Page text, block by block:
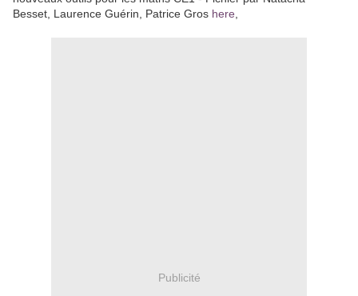
Besset, Laurence Guérin, Patrice Gros here
Publicité